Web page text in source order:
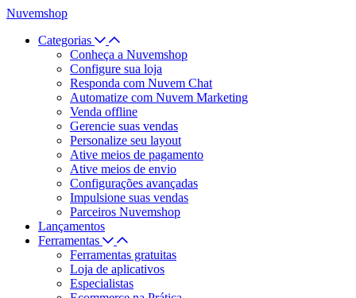
Nuvemshop
Categorias
Conheça a Nuvemshop
Configure sua loja
Responda com Nuvem Chat
Automatize com Nuvem Marketing
Venda offline
Gerencie suas vendas
Personalize seu layout
Ative meios de pagamento
Ative meios de envio
Configurações avançadas
Impulsione suas vendas
Parceiros Nuvemshop
Lançamentos
Ferramentas
Ferramentas gratuitas
Loja de aplicativos
Especialistas